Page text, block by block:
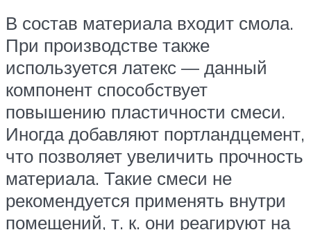
В состав материала входит смола.
При производстве также
используется латекс — данный
компонент способствует
повышению пластичности смеси.
Иногда добавляют портландцемент,
что позволяет увеличить прочность
материала. Такие смеси не
рекомендуется применять внутри
помещений, т. к. они реагируют на